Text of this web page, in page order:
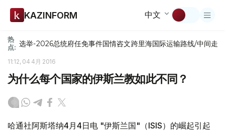
KAZINFORM 中文
热
点: 选举-2026总统府任免事件国情咨文跨里海国际运输路线/中间走廊
11:12, 04 4月 2016
为什么每个国家的伊斯兰教如此不同？
哈通社阿斯塔纳4月4日电 "伊斯兰国"（ISIS）的崛起引起